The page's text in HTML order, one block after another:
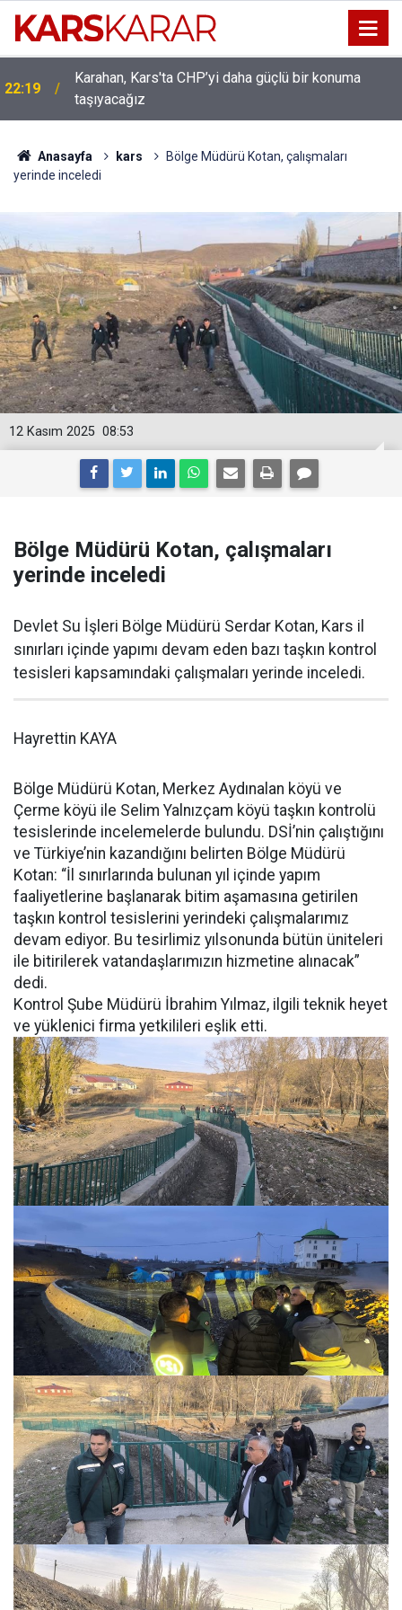
22:19
Karahan, Kars'ta CHP’yi daha güçlü bir konuma
taşıyacağız
16:15
Uludaşdemir, YENİ Parti’nin kurucu il başkanlığı
görevine getirildi
Anasayfa kars
Bölge Müdürü Kotan, çalışmaları
yerinde inceledi
08:53
12 Kasım 2025
Bölge Müdürü Kotan, çalışmaları
yerinde inceledi
Devlet Su İşleri Bölge Müdürü Serdar Kotan, Kars il
sınırları içinde yapımı devam eden bazı taşkın kontrol
tesisleri kapsamındaki çalışmaları yerinde inceledi.
Hayrettin KAYA
Bölge Müdürü Kotan, Merkez Aydınalan köyü ve
Çerme köyü ile Selim Yalnızçam köyü taşkın kontrolü
tesislerinde incelemelerde bulundu. DSİ’nin çalıştığını
ve Türkiye’nin kazandığını belirten Bölge Müdürü
Kotan: “İl sınırlarında bulunan yıl içinde yapım
faaliyetlerine başlanarak bitim aşamasına getirilen
taşkın kontrol tesislerini yerindeki çalışmalarımız
devam ediyor. Bu tesirlimiz yılsonunda bütün üniteleri
ile bitirilerek vatandaşlarımızın hizmetine alınacak”
dedi.
Kontrol Şube Müdürü İbrahim Yılmaz, ilgili teknik heyet
ve yüklenici firma yetkilileri eşlik etti.